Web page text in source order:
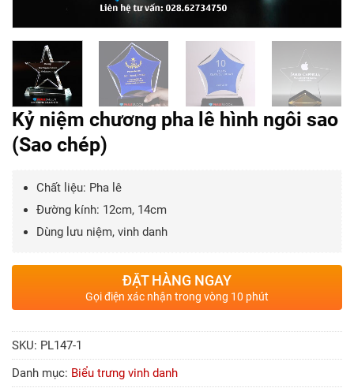
Kỷ niệm chương pha lê hình ngôi sao
(Sao chép)
Chất liệu: Pha lê
Đường kính: 12cm, 14cm
Dùng lưu niệm, vinh danh
ĐẶT HÀNG NGAY
Gọi điện xác nhận trong vòng 10 phút
SKU: PL147-1
Danh mục: Biểu trưng vinh danh